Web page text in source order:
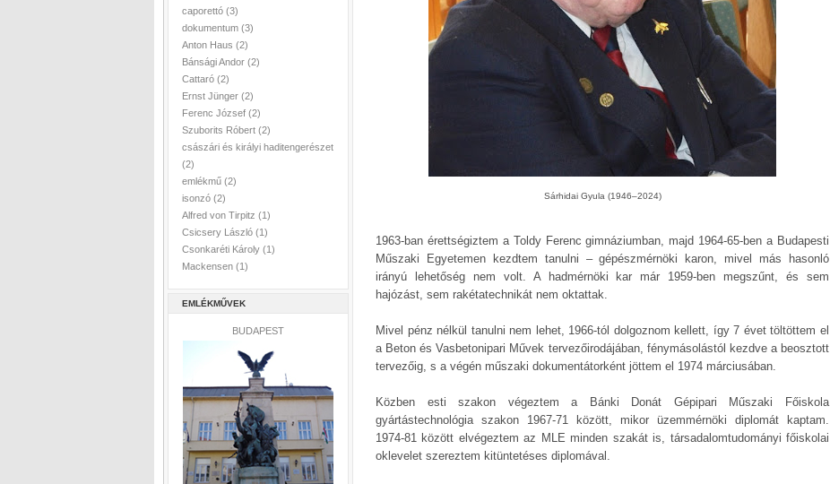
caporettó (3)
dokumentum (3)
Anton Haus (2)
Bánsági Andor (2)
Cattaró (2)
Ernst Jünger (2)
Ferenc József (2)
Szuborits Róbert (2)
császári és királyi haditengerészet
(2)
emlékmű (2)
isonzó (2)
Alfred von Tirpitz (1)
Csicsery László (1)
Csonkaréti Károly (1)
Mackensen (1)
EMLÉKMŰVEK
BUDAPEST
Sárhidai Gyula (1946–2024)
1963-ban érettségiztem a Toldy Ferenc gimnáziumban, majd 1964-65-ben a Budapesti
Műszaki Egyetemen kezdtem tanulni – gépészmérnöki karon, mivel más hasonló
irányú lehetőség nem volt. A hadmérnöki kar már 1959-ben megszűnt, és sem
hajózást, sem rakétatechnikát nem oktattak.
Mivel pénz nélkül tanulni nem lehet, 1966-tól dolgoznom kellett, így 7 évet töltöttem el
a Beton és Vasbetonipari Művek tervezőirodájában, fénymásolástól kezdve a beosztott
tervezőig, s a végén műszaki dokumentátorként jöttem el 1974 márciusában.
Közben esti szakon végeztem a Bánki Donát Gépipari Műszaki Főiskola
gyártástechnológia szakon 1967-71 között, mikor üzemmérnöki diplomát kaptam.
1974-81 között elvégeztem az MLE minden szakát is, társadalomtudományi főiskolai
oklevelet szereztem kitüntetéses diplomával.